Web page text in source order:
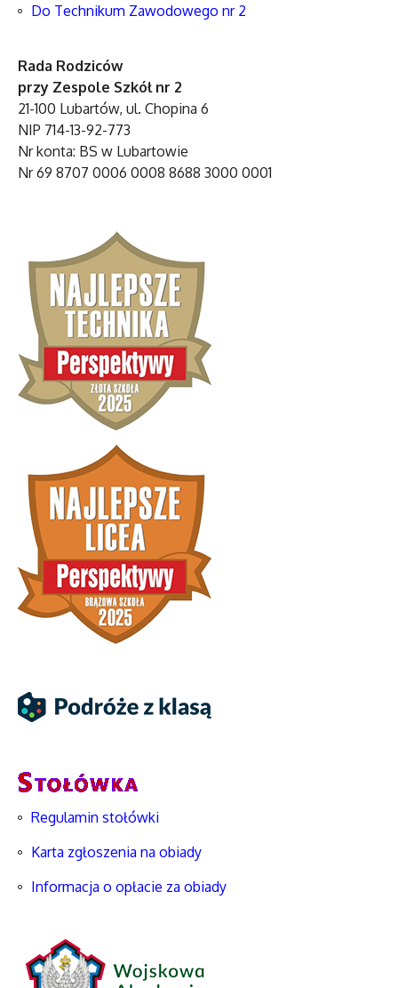
Do Technikum Zawodowego nr 2
Rada Rodziców
przy Zespole Szkół nr 2
21-100 Lubartów, ul. Chopina 6
NIP 714-13-92-773
Nr konta: BS w Lubartowie
Nr 69 8707 0006 0008 8688 3000 0001
Regulamin stołówki
Karta zgłoszenia na obiady
Informacja o opłacie za obiady